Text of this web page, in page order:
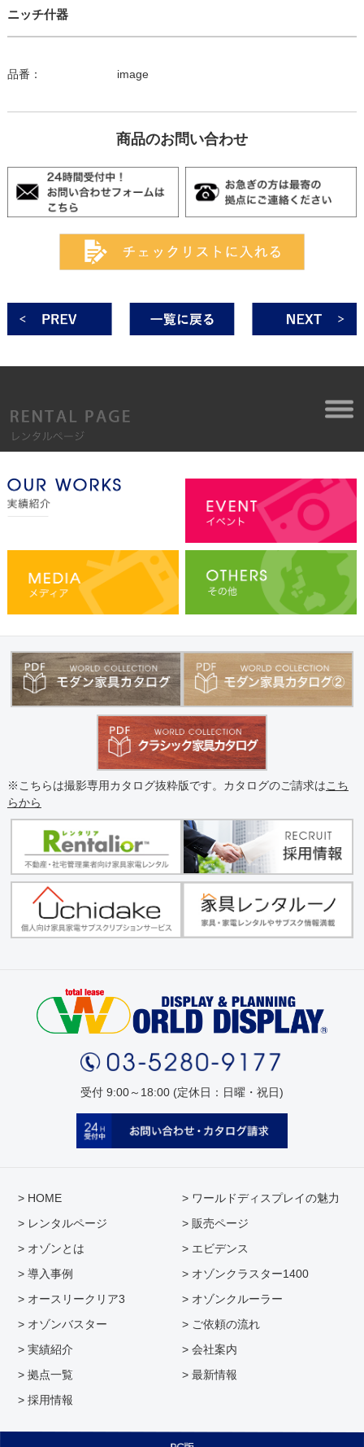
ニッチ什器
品番： image
商品のお問い合わせ
※こちらは撮影専用カタログ抜粋版です。カタログのご請求はこち
らから
受付 9:00～18:00 (定休日：日曜・祝日)
> HOME
> ワールドディスプレイの魅力
> レンタルページ
> 販売ページ
> オゾンとは
> エビデンス
> 導入事例
> オゾンクラスター1400
> オースリークリア3
> オゾンクルーラー
> オゾンバスター
> ご依頼の流れ
> 実績紹介
> 会社案内
> 拠点一覧
> 最新情報
> 採用情報